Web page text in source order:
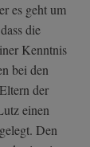
es geht um
die
Kenntnis
bei den
der
einen
Den